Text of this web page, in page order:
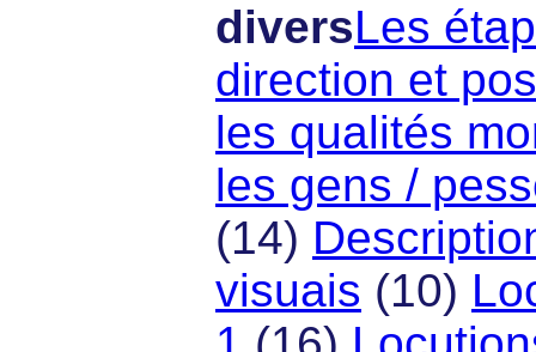
diversLes
direction et
les qualités
les gens /
(14)
visuais (10)